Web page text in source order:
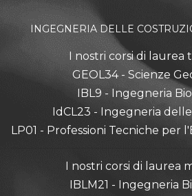
INGEGNERIA DELLE
I nostri corsi di laurea
GEOL34 - Scienze
IBL9 - Ingegneria
IdCL23 - Ingegneria
LP01 - Professioni Tecniche per
I nostri corsi di laurea
IBLM21 - Ingegneria